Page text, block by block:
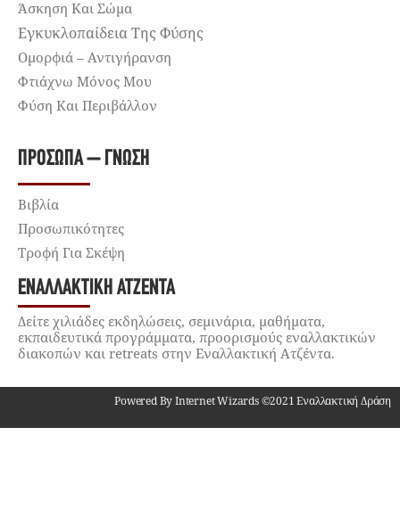
Άσκηση Και Σώμα
Εγκυκλοπαίδεια Της Φύσης
Ομορφιά – Αντιγήρανση
Φτιάχνω Μόνος Μου
Φύση Και Περιβάλλον
ΠΡΌΣΩΠΑ – ΓΝΏΣΗ
Βιβλία
Προσωπικότητες
Τροφή Για Σκέψη
ΕΝΑΛΛΑΚΤΙΚΉ ΑΤΖΈΝΤΑ
Δείτε χιλιάδες εκδηλώσεις, σεμινάρια, μαθήματα,
εκπαιδευτικά προγράμματα, προορισμούς εναλλακτικών
διακοπών και retreats στην Εναλλακτική Ατζέντα.
Powered By Internet Wizards ©2021 Εναλλακτική Δράση